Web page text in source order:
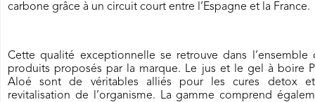
carbone grâce à un circuit court entre l’Espagne et la France.
Cette qualité exceptionnelle se retrouve dans l’ensemble
produits proposés par la marque. Le jus et le gel à boire
Aloé sont de véritables alliés pour les cures detox
revitalisation de l’organisme. La gamme comprend